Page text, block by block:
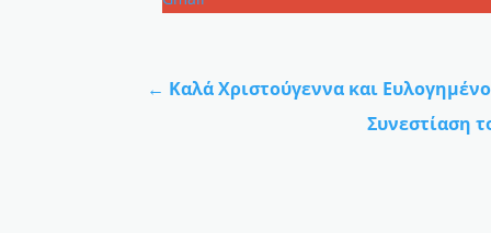
← Καλά Χριστούγεννα και
Συνεστίαση